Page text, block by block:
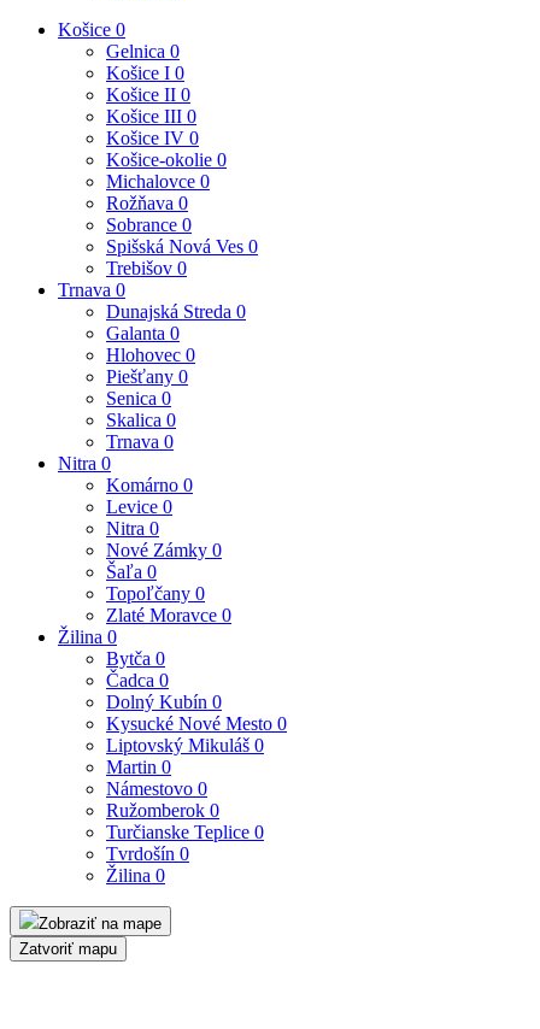
Košice 0
Gelnica 0
Košice I 0
Košice II 0
Košice III 0
Košice IV 0
Košice-okolie 0
Michalovce 0
Rožňava 0
Sobrance 0
Spišská Nová Ves 0
Trebišov 0
Trnava 0
Dunajská Streda 0
Galanta 0
Hlohovec 0
Piešťany 0
Senica 0
Skalica 0
Trnava 0
Nitra 0
Komárno 0
Levice 0
Nitra 0
Nové Zámky 0
Šaľa 0
Topoľčany 0
Zlaté Moravce 0
Žilina 0
Bytča 0
Čadca 0
Dolný Kubín 0
Kysucké Nové Mesto 0
Liptovský Mikuláš 0
Martin 0
Námestovo 0
Ružomberok 0
Turčianske Teplice 0
Tvrdošín 0
Žilina 0
Zobraziť na mape
Zatvoriť mapu